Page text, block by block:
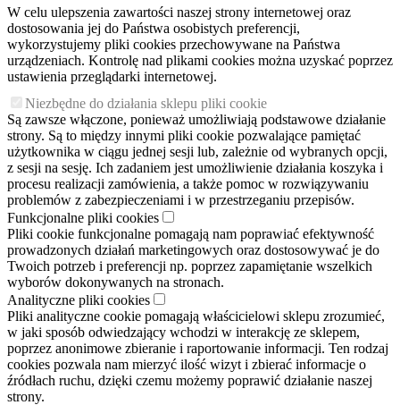
W celu ulepszenia zawartości naszej strony internetowej oraz
dostosowania jej do Państwa osobistych preferencji,
wykorzystujemy pliki cookies przechowywane na Państwa
urządzeniach. Kontrolę nad plikami cookies można uzyskać poprzez
ustawienia przeglądarki internetowej.
Niezbędne do działania sklepu pliki cookie
Są zawsze włączone, ponieważ umożliwiają podstawowe działanie
strony. Są to między innymi pliki cookie pozwalające pamiętać
użytkownika w ciągu jednej sesji lub, zależnie od wybranych opcji,
z sesji na sesję. Ich zadaniem jest umożliwienie działania koszyka i
procesu realizacji zamówienia, a także pomoc w rozwiązywaniu
problemów z zabezpieczeniami i w przestrzeganiu przepisów.
Funkcjonalne pliki cookies
Pliki cookie funkcjonalne pomagają nam poprawiać efektywność
prowadzonych działań marketingowych oraz dostosowywać je do
Twoich potrzeb i preferencji np. poprzez zapamiętanie wszelkich
wyborów dokonywanych na stronach.
Analityczne pliki cookies
Pliki analityczne cookie pomagają właścicielowi sklepu zrozumieć,
w jaki sposób odwiedzający wchodzi w interakcję ze sklepem,
poprzez anonimowe zbieranie i raportowanie informacji. Ten rodzaj
cookies pozwala nam mierzyć ilość wizyt i zbierać informacje o
źródłach ruchu, dzięki czemu możemy poprawić działanie naszej
strony.